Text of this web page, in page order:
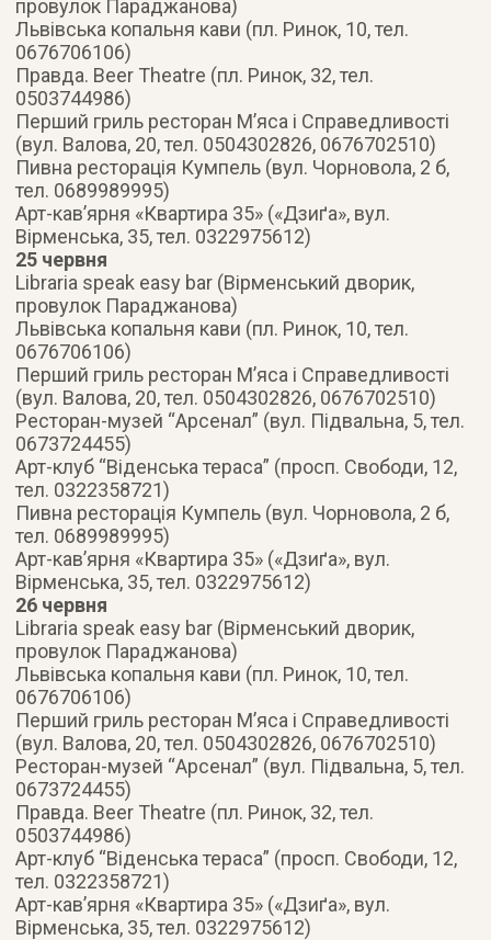
провулок Параджанова)
Львiвська копальня кави (пл. Ринок, 10, тел.
0676706106)
Правда. Beer Theatre (пл. Ринок, 32, тел.
0503744986)
Перший гриль ресторан М’яса i Справедливостi
(вул. Валова, 20, тел. 0504302826, 0676702510)
Пивна ресторацiя Кумпель (вул. Чорновола, 2 б,
тел. 0689989995)
Арт-кав’ярня «Квартира 35» («Дзиґа», вул.
Вiрменська, 35, тел. 0322975612)
25 червня
Libraria speak easy bar (Вiрменський дворик,
провулок Параджанова)
Львiвська копальня кави (пл. Ринок, 10, тел.
0676706106)
Перший гриль ресторан М’яса i Справедливостi
(вул. Валова, 20, тел. 0504302826, 0676702510)
Ресторан-музей “Арсенал” (вул. Пiдвальна, 5, тел.
0673724455)
Арт-клуб “Вiденська тераса” (просп. Свободи, 12,
тел. 0322358721)
Пивна ресторацiя Кумпель (вул. Чорновола, 2 б,
тел. 0689989995)
Арт-кав’ярня «Квартира 35» («Дзиґа», вул.
Вiрменська, 35, тел. 0322975612)
26 червня
Libraria speak easy bar (Вiрменський дворик,
провулок Параджанова)
Львiвська копальня кави (пл. Ринок, 10, тел.
0676706106)
Перший гриль ресторан М’яса i Справедливостi
(вул. Валова, 20, тел. 0504302826, 0676702510)
Ресторан-музей “Арсенал” (вул. Пiдвальна, 5, тел.
0673724455)
Правда. Beer Theatre (пл. Ринок, 32, тел.
0503744986)
Арт-клуб “Вiденська тераса” (просп. Свободи, 12,
тел. 0322358721)
Арт-кав’ярня «Квартира 35» («Дзиґа», вул.
Вiрменська, 35, тел. 0322975612)